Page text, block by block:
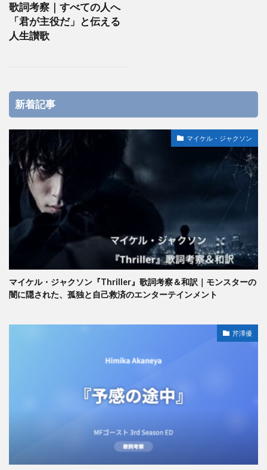
歌詞考察｜すべての人へ
「君が主役だ」と伝える
人生讃歌
新着記事
マイケル・ジャクソン
マイケル・ジャクソン『Thriller』歌詞考察＆和訳｜モンスターの
闇に隠された、孤独と自己救済のエンターテインメント
芹澤優